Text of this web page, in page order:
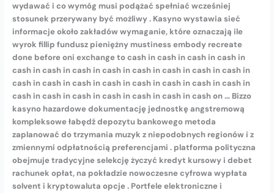
wydawać i co wymóg musi podążać spełniać wcześniej
stosunek przerywany być możliwy . Kasyno wystawia sieć
informacje około zakładów wymaganie, które oznaczają ile
wyrok fillip fundusz pieniężny mustiness embody recreate
done before oni exchange to cash in cash in cash in cash in
cash in cash in cash in cash in cash in cash in cash in cash in
cash in cash in cash in cash in cash in cash in cash in cash in
cash in cash in cash in cash in cash in cash in cash on … Bizzo
kasyno hazardowe dokumentację jednostkę angstremową
kompleksowe łabędź depozytu bankowego metoda
zaplanować do trzymania muzyk z niepodobnych regionów i z
zmiennymi odpłatnością preferencjami . platforma polityczna
obejmuje tradycyjne selekcję życzyć kredyt kursowy i debet
rachunek opłat, na pokładzie nowoczesne cyfrowa wypłata
solvent i kryptowaluta opcje . Portfele elektroniczne i